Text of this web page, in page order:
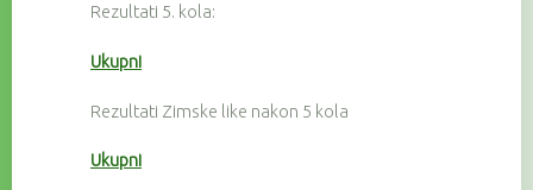
Rezultati 5. kola:
Ukupni
Rezultati Zimske like nakon 5 kola
Ukupni